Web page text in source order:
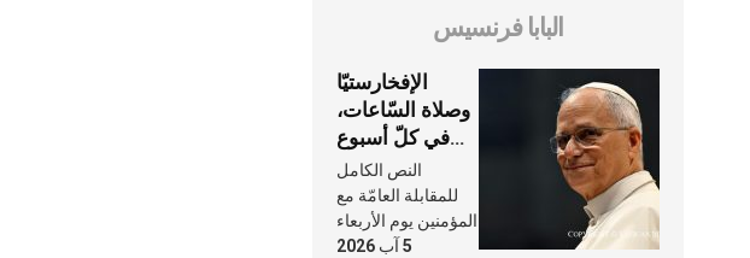
البابا فرنسيس
الإفخارستيّا
وصلاة السّاعات،
في كلّ أسبوع
وكلّ يوم، هما
النَّفَس في حياة
الكنيسة
النص الكامل
للمقابلة العامّة مع
المؤمنين يوم الأربعاء
5 آب 2026